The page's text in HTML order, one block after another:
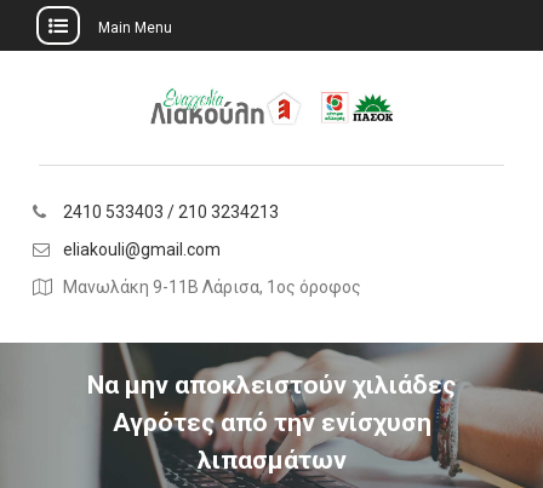
Main Menu
2410 533403 / 210 3234213
eliakouli@gmail.com
Μανωλάκη 9-11Β Λάρισα, 1ος όροφος
Να μην αποκλειστούν χιλιάδες
Αγρότες από την ενίσχυση
λιπασμάτων